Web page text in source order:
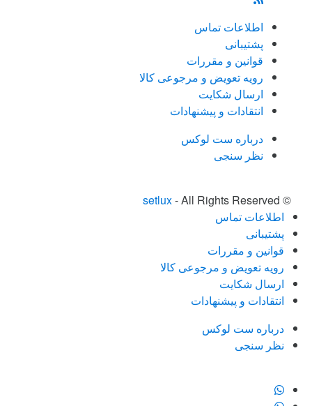
اطلاعات تماس
پشتیبانی
قوانین و مقررات
رویه تعویض و مرجوعی کالا
ارسال شکایت
انتقادات و پیشنهادات
درباره ست لوکس
نظر سنجی
©
setlux- All Rights Reserved
اطلاعات تماس
پشتیبانی
قوانین و مقررات
رویه تعویض و مرجوعی کالا
ارسال شکایت
انتقادات و پیشنهادات
درباره ست لوکس
نظر سنجی